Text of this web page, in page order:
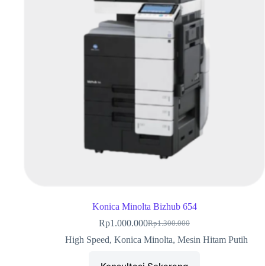
Konica Minolta Bizhub 654
Rp1.300.000
Rp1.000.000
High Speed, Konica Minolta, Mesin Hitam Putih